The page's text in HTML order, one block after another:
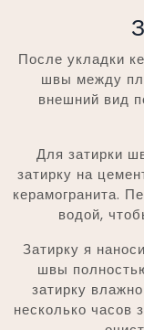
После укладки
швы между
внешний вид
Для затирки
затирку на
керамогранита.
водой,
Затирку я
швы
затирку
несколько часов